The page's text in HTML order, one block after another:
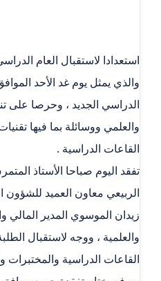
الدراسي الجديد ، وحرصا على
والعلمي ووسائلة بما فيها
القاعات الدراسية .
تفقد اليوم صباحا الأستاذ
الربيعي معاون العميد للشؤون
زيدان الموسوي المدير المالي
والعلمية ، ووجه لاستقبال
القاعات الدراسية والمختبرات